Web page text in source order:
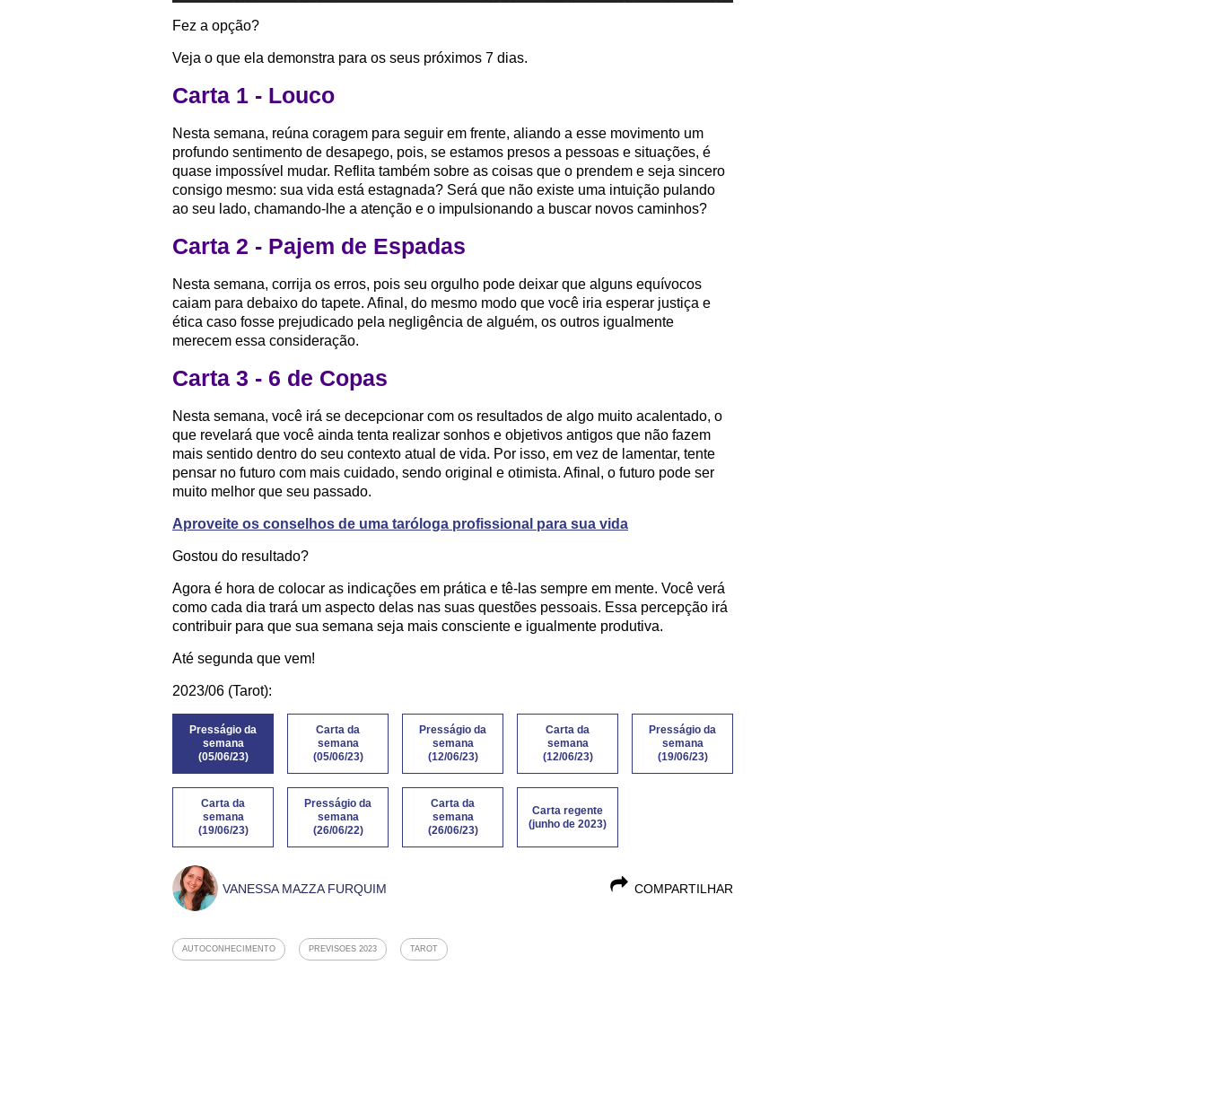
Fez a opção?
Veja o que ela demonstra para os seus próximos 7 dias.
Carta 1 - Louco
Nesta semana, reúna coragem para seguir em frente, aliando a esse movimento um
profundo sentimento de desapego, pois, se estamos presos a pessoas e situações, é
quase impossível mudar. Reflita também sobre as coisas que o prendem e seja sincero
consigo mesmo: sua vida está estagnada? Será que não existe uma intuição pulando
ao seu lado, chamando-lhe a atenção e o impulsionando a buscar novos caminhos?
Carta 2 - Pajem de Espadas
Nesta semana, corrija os erros, pois seu orgulho pode deixar que alguns equívocos
caiam para debaixo do tapete. Afinal, do mesmo modo que você iria esperar justiça e
ética caso fosse prejudicado pela negligência de alguém, os outros igualmente
merecem essa consideração.
Carta 3 - 6 de Copas
Nesta semana, você irá se decepcionar com os resultados de algo muito acalentado, o
que revelará que você ainda tenta realizar sonhos e objetivos antigos que não fazem
mais sentido dentro do seu contexto atual de vida. Por isso, em vez de lamentar, tente
pensar no futuro com mais cuidado, sendo original e otimista. Afinal, o futuro pode ser
muito melhor que seu passado.
Aproveite os conselhos de uma taróloga profissional para sua vida
Gostou do resultado?
Agora é hora de colocar as indicações em prática e tê-las sempre em mente. Você verá
como cada dia trará um aspecto delas nas suas questões pessoais. Essa percepção irá
contribuir para que sua semana seja mais consciente e igualmente produtiva.
Até segunda que vem!
2023/06 (Tarot):
Presságio da
semana
(05/06/23)
Carta da
semana
(05/06/23)
Presságio da
semana
(12/06/23)
Carta da
semana
(12/06/23)
Presságio da
semana
(19/06/23)
Carta da
semana
(19/06/23)
Presságio da
semana
(26/06/22)
Carta da
semana
(26/06/23)
Carta regente
(junho de 2023)
COMPARTILHAR
VANESSA MAZZA FURQUIM
AUTOCONHECIMENTO PREVISOES 2023 TAROT